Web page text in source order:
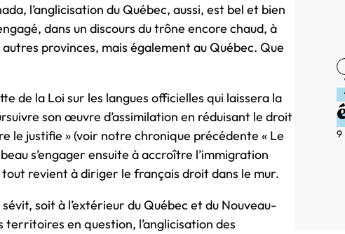
l’anglicisation du Québec, aussi, est bel et bien
dans un discours du trône encore chaud, à
provinces, mais également au Québec. Que
de la Loi sur les langues officielles qui laissera la
son œuvre d’assimilation en réduisant le droit
le justifie » (voir notre chronique précédente « Le
s’engager ensuite à accroître l’immigration
revient à diriger le français droit dans le mur.
soit à l’extérieur du Québec et du Nouveau-
en question, l’anglicisation des